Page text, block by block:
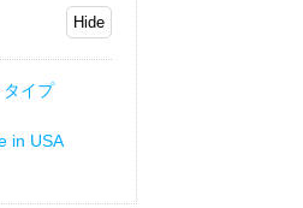
イプ
in USA